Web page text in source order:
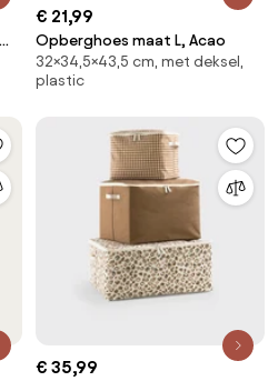
€ 21,99
Opberghoes maat L, Acao
32×34,5×43,5 cm, met deksel,
plastic
€ 35,99